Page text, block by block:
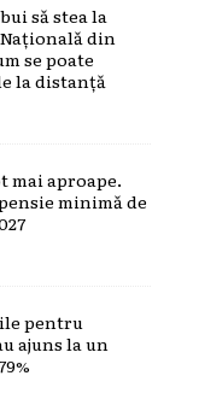
să stea la
din
se poate
la distanță
mai aproape.
minimă de
pentru
ajuns la un